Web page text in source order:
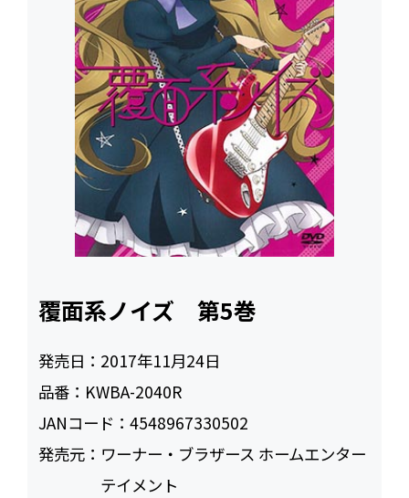
覆面系ノイズ 第5巻
発売日： 2017年11月24日
品番： KWBA-2040R
JANコード：4548967330502
発売元： ワーナー・ブラザース ホームエンター
テイメント